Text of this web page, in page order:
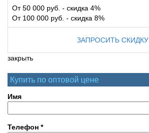
От 50 000 руб. - скидка 4%
От 100 000 руб. - скидка 8%
ЗАПРОСИТЬ СКИДКУ
закрыть
Купить по оптовой цене
Имя
Телефон *